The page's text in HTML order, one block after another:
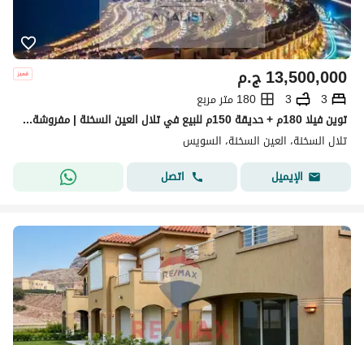
ج.م13,500,000
3
3
180 متر مربع
توين فيلا 180م + حديقة 150م للبيع في تلال العين السخنة | مفروشة بالكامل + تكييفات | موقع استثنائي | أقل من سعر السوق
تلال السخنة، العين السخنة، السويس
الإيميل
اتصل